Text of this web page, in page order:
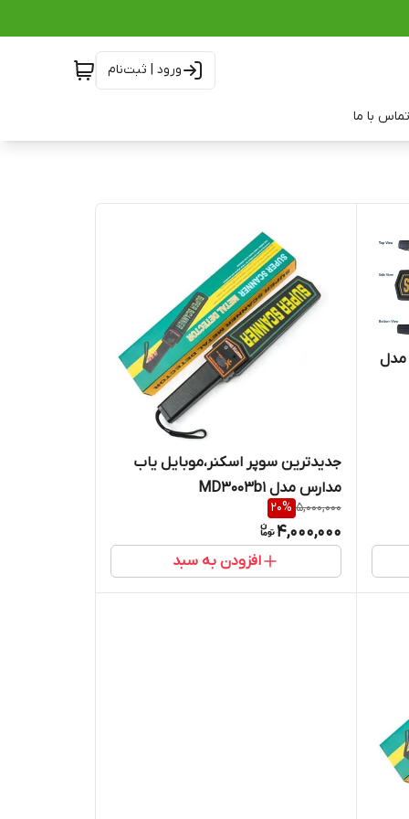
ورود | ثبت‌نام
تماس با ما
مدل
جدیدترین سوپر اسکنر،موبایل یاب
مدارس مدل MD3003b1
5,000,000
20%
4,000,000
افزودن به سبد